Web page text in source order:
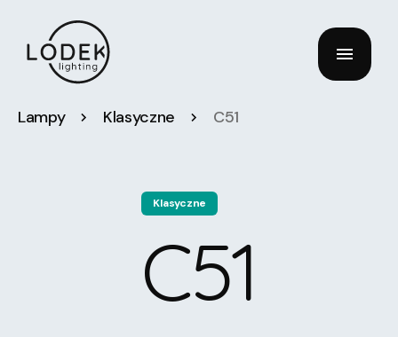
Lampy Klasyczne C51
Klasyczne
C51